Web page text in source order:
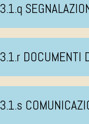
3.1.q
3.1.r DOCUMENTI
3.1.s